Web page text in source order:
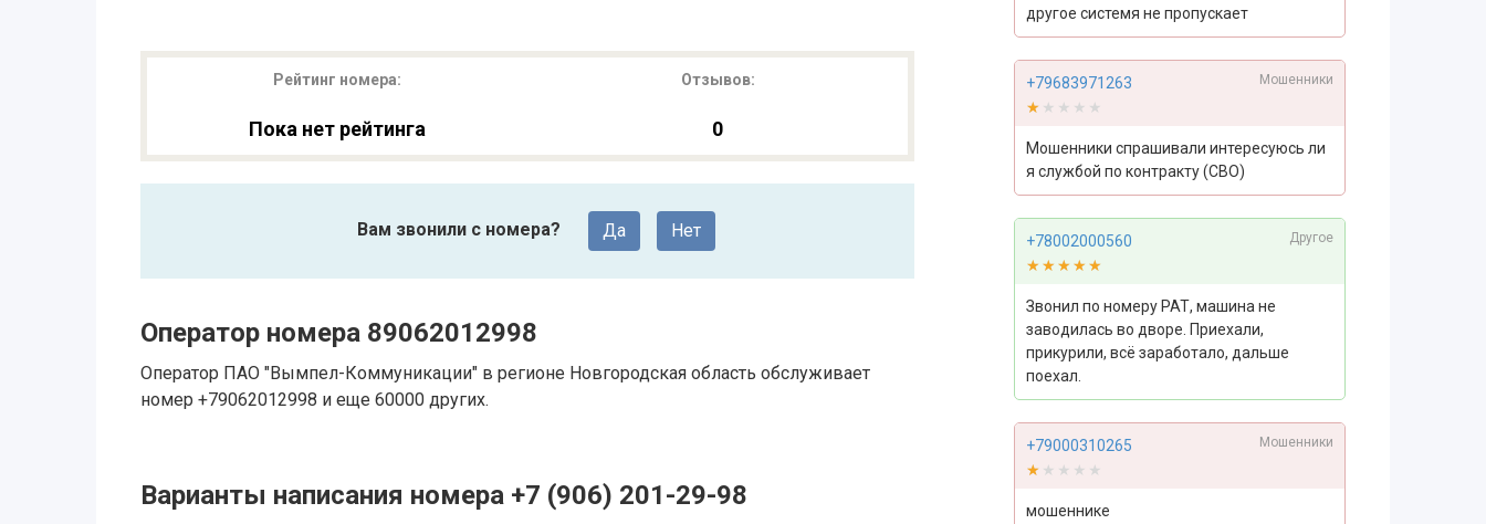
Рейтинг номера:
Пока нет рейтинга
Отзывов:
0
Вам звонили с номера? Да Нет
Оператор номера 89062012998
Оператор ПАО "Вымпел-Коммуникации" в регионе Новгородская область обслуживает
номер +79062012998 и еще 60000 других.
Варианты написания номера +7 (906) 201-29-98
другое системя не пропускает
+79683971263 Мошенники
★★★★★
★★★★★
Мошенники спрашивали интересуюсь ли
я службой по контракту (СВО)
+78002000560 Другое
★★★★★
★★★★★
Звонил по номеру РАТ, машина не
заводилась во дворе. Приехали,
прикурили, всё заработало, дальше
поехал.
+79000310265 Мошенники
★★★★★
★★★★★
мошеннике